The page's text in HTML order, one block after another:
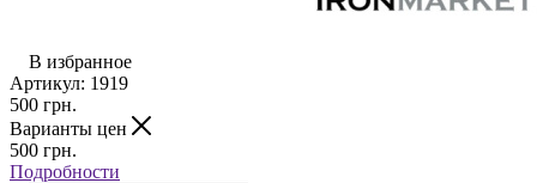
В избранное
Артикул: 1919
500 грн.
Варианты цен
500 грн.
Подробности